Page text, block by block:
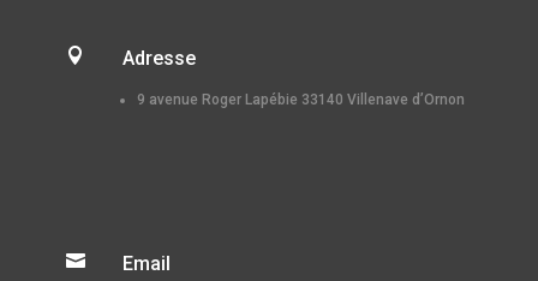
 Adresse
9 avenue Roger Lapébie 33140 Villenave d’Ornon
 Email